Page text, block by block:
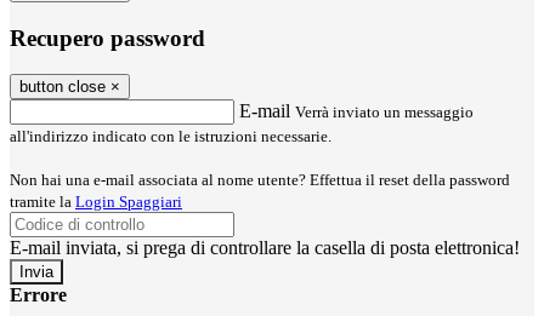
Recupero password
button close ×
E-mail Verrà inviato un messaggio
all'indirizzo indicato con le istruzioni necessarie.
Non hai una e-mail associata al nome utente? Effettua il reset della password
tramite la Login Spaggiari
E-mail inviata, si prega di controllare la casella di posta elettronica!
Errore